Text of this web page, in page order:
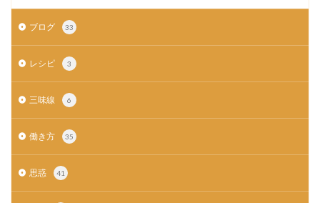
ブログ 33
レシピ 3
三味線 6
働き方 35
思惑 41